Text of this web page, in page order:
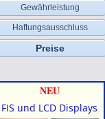
Gewährleistung
Haftungsausschluss
Preise
NEU
FIS und LCD Displays